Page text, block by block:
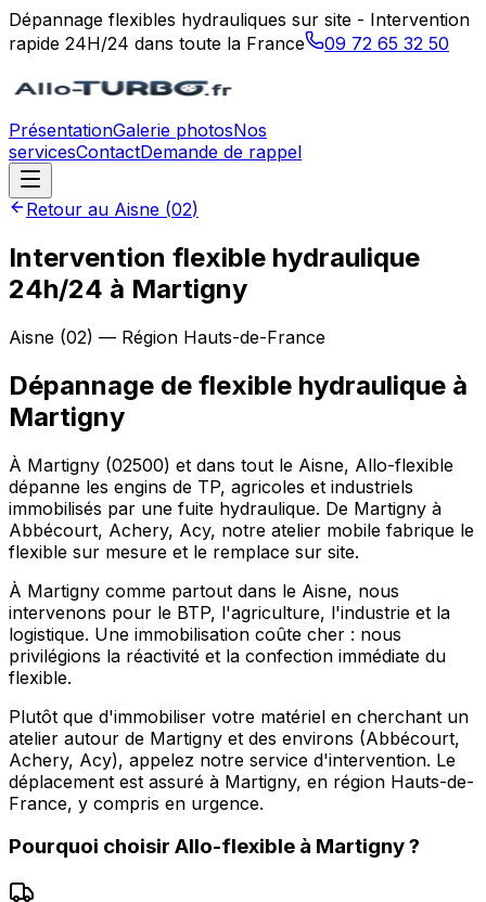
Dépannage flexibles hydrauliques sur site - Intervention
rapide 24H/24 dans toute la France
09 72 65 32 50
PrésentationGalerie photosNos
servicesContactDemande de rappel
Retour au Aisne (02)
Intervention flexible hydraulique
24h/24 à Martigny
Aisne (02) — Région Hauts-de-France
Dépannage de flexible hydraulique à
Martigny
À Martigny (02500) et dans tout le Aisne, Allo-flexible
dépanne les engins de TP, agricoles et industriels
immobilisés par une fuite hydraulique. De Martigny à
Abbécourt, Achery, Acy, notre atelier mobile fabrique le
flexible sur mesure et le remplace sur site.
À Martigny comme partout dans le Aisne, nous
intervenons pour le BTP, l'agriculture, l'industrie et la
logistique. Une immobilisation coûte cher : nous
privilégions la réactivité et la confection immédiate du
flexible.
Plutôt que d'immobiliser votre matériel en cherchant un
atelier autour de Martigny et des environs (Abbécourt,
Achery, Acy), appelez notre service d'intervention. Le
déplacement est assuré à Martigny, en région Hauts-de-
France, y compris en urgence.
Pourquoi choisir Allo-flexible à Martigny?